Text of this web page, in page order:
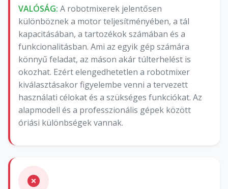
VALÓSÁG: A robotmixerek jelentősen
különböznek a motor teljesítményében, a tál
kapacitásában, a tartozékok számában és a
funkcionalitásban. Ami az egyik gép számára
könnyű feladat, az máson akár túlterhelést is
okozhat. Ezért elengedhetetlen a robotmixer
kiválasztásakor figyelembe venni a tervezett
használati célokat és a szükséges funkciókat. Az
alapmodell és a professzionális gépek között
óriási különbségek vannak.